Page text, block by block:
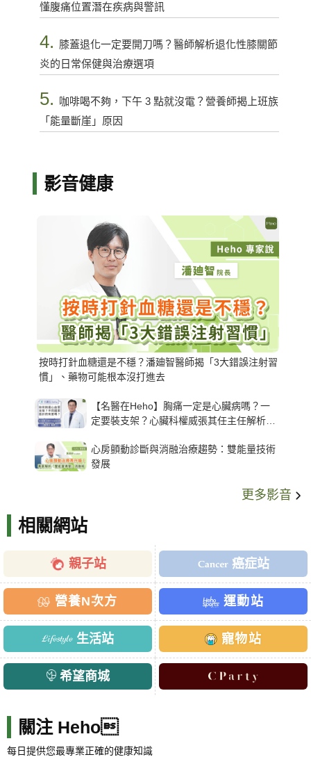
懂腹痛位置潛在疾病與警訊
4. 膝蓋退化一定要開刀嗎？醫師解析退化性膝關節
炎的日常保健與治療選項
5.
咖啡喝不夠，下午 3 點就沒電？營養師揭上班族
「能量斷崖」原因
影音健康
按時打針血糖還是不穩？潘廸智醫師揭「3大錯誤注射習
慣」、藥物可能根本沒打進去
【名醫在Heho】胸痛一定是心臟病嗎？一
定要裝支架？心臟科權威張其任主任解析支
心房顫動診斷與消融治療趨勢：雙能量技術
發展
更多影音
相關網站
親子站 癌症站
營養N次方 運動站
生活站 寵物站
希望商城
關注 Heho
每日提供您最專業正確的健康知識